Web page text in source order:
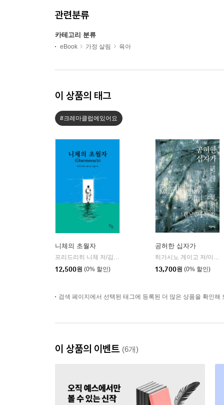
관련분류
카테고리 분류
eBook 가정 살림 육아
이 상품의 태그
#크레마클럽에있어요
니체의 초월자
프리드리히 니체 저/김철 편역
12,500원 (0% 할인)
공허한 십자가
히가시노 게이고 저/이선희 역
13,700원 (0% 할인)
검색 페이지에서 선택된 태그에 등록된 더 많은 상품을 확인해
이 상품의 이벤트 (6개)